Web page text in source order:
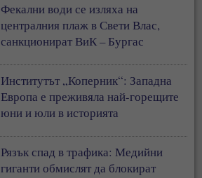
Фекални води се изляха на
централния плаж в Свети Влас,
санкционират ВиК – Бургас
Институтът „Коперник“: Западна
Европа е преживяла най-горещите
юни и юли в историята
Рязък спад в трафика: Медийни
гиганти обмислят да блокират